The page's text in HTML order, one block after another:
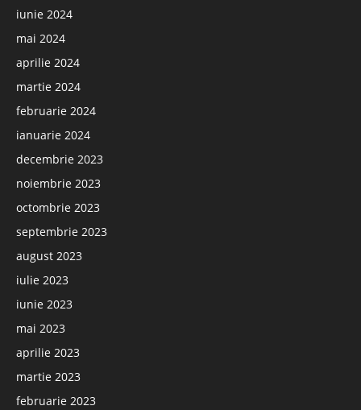
iunie 2024
mai 2024
aprilie 2024
martie 2024
februarie 2024
ianuarie 2024
decembrie 2023
noiembrie 2023
octombrie 2023
septembrie 2023
august 2023
iulie 2023
iunie 2023
mai 2023
aprilie 2023
martie 2023
februarie 2023